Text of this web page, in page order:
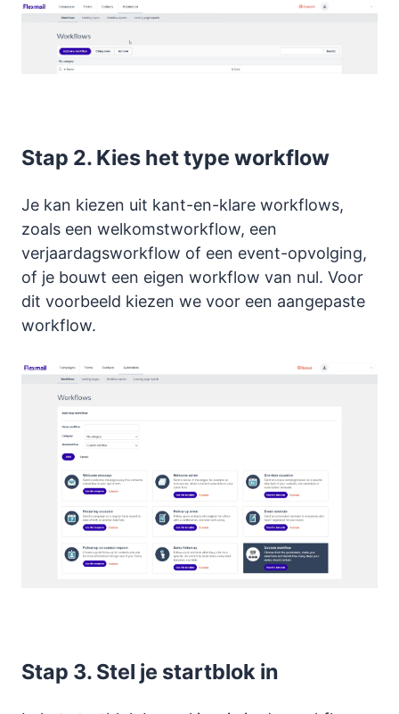
Stap 2. Kies het type workflow
Je kan kiezen uit kant-en-klare workflows,
zoals een welkomstworkflow, een
verjaardagsworkflow of een event-opvolging,
of je bouwt een eigen workflow van nul. Voor
dit voorbeeld kiezen we voor een aangepaste
workflow.
Stap 3. Stel je startblok in